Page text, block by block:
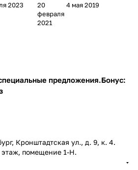
и
2023
ны и
лечени
20
февраля
2021
состав, виды и
4 мая 2019
предложения.Бонус:
Кронштадтская ул., д. 9, к. 4.
этаж, помещение 1-Н.